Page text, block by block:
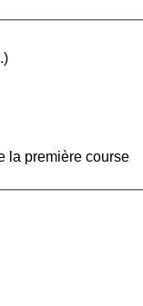
la première course